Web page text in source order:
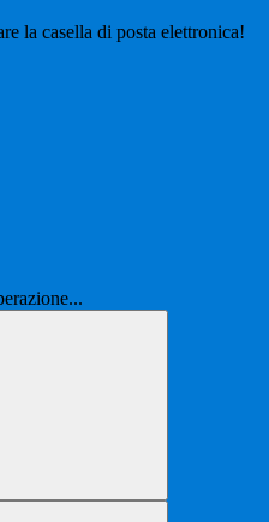
la casella di posta elettronica!